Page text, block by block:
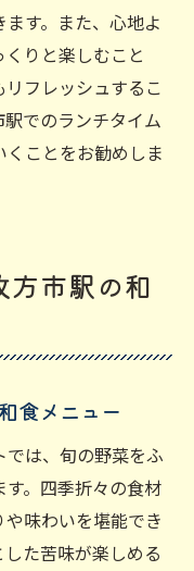
す。また、心地よ
りと楽しむこと
フレッシュするこ
でのランチタイム
ことをお勧めしま
方市駅の和
食メニュー
は、旬の野菜をふ
。四季折々の食材
味わいを堪能でき
た苦味が楽しめる